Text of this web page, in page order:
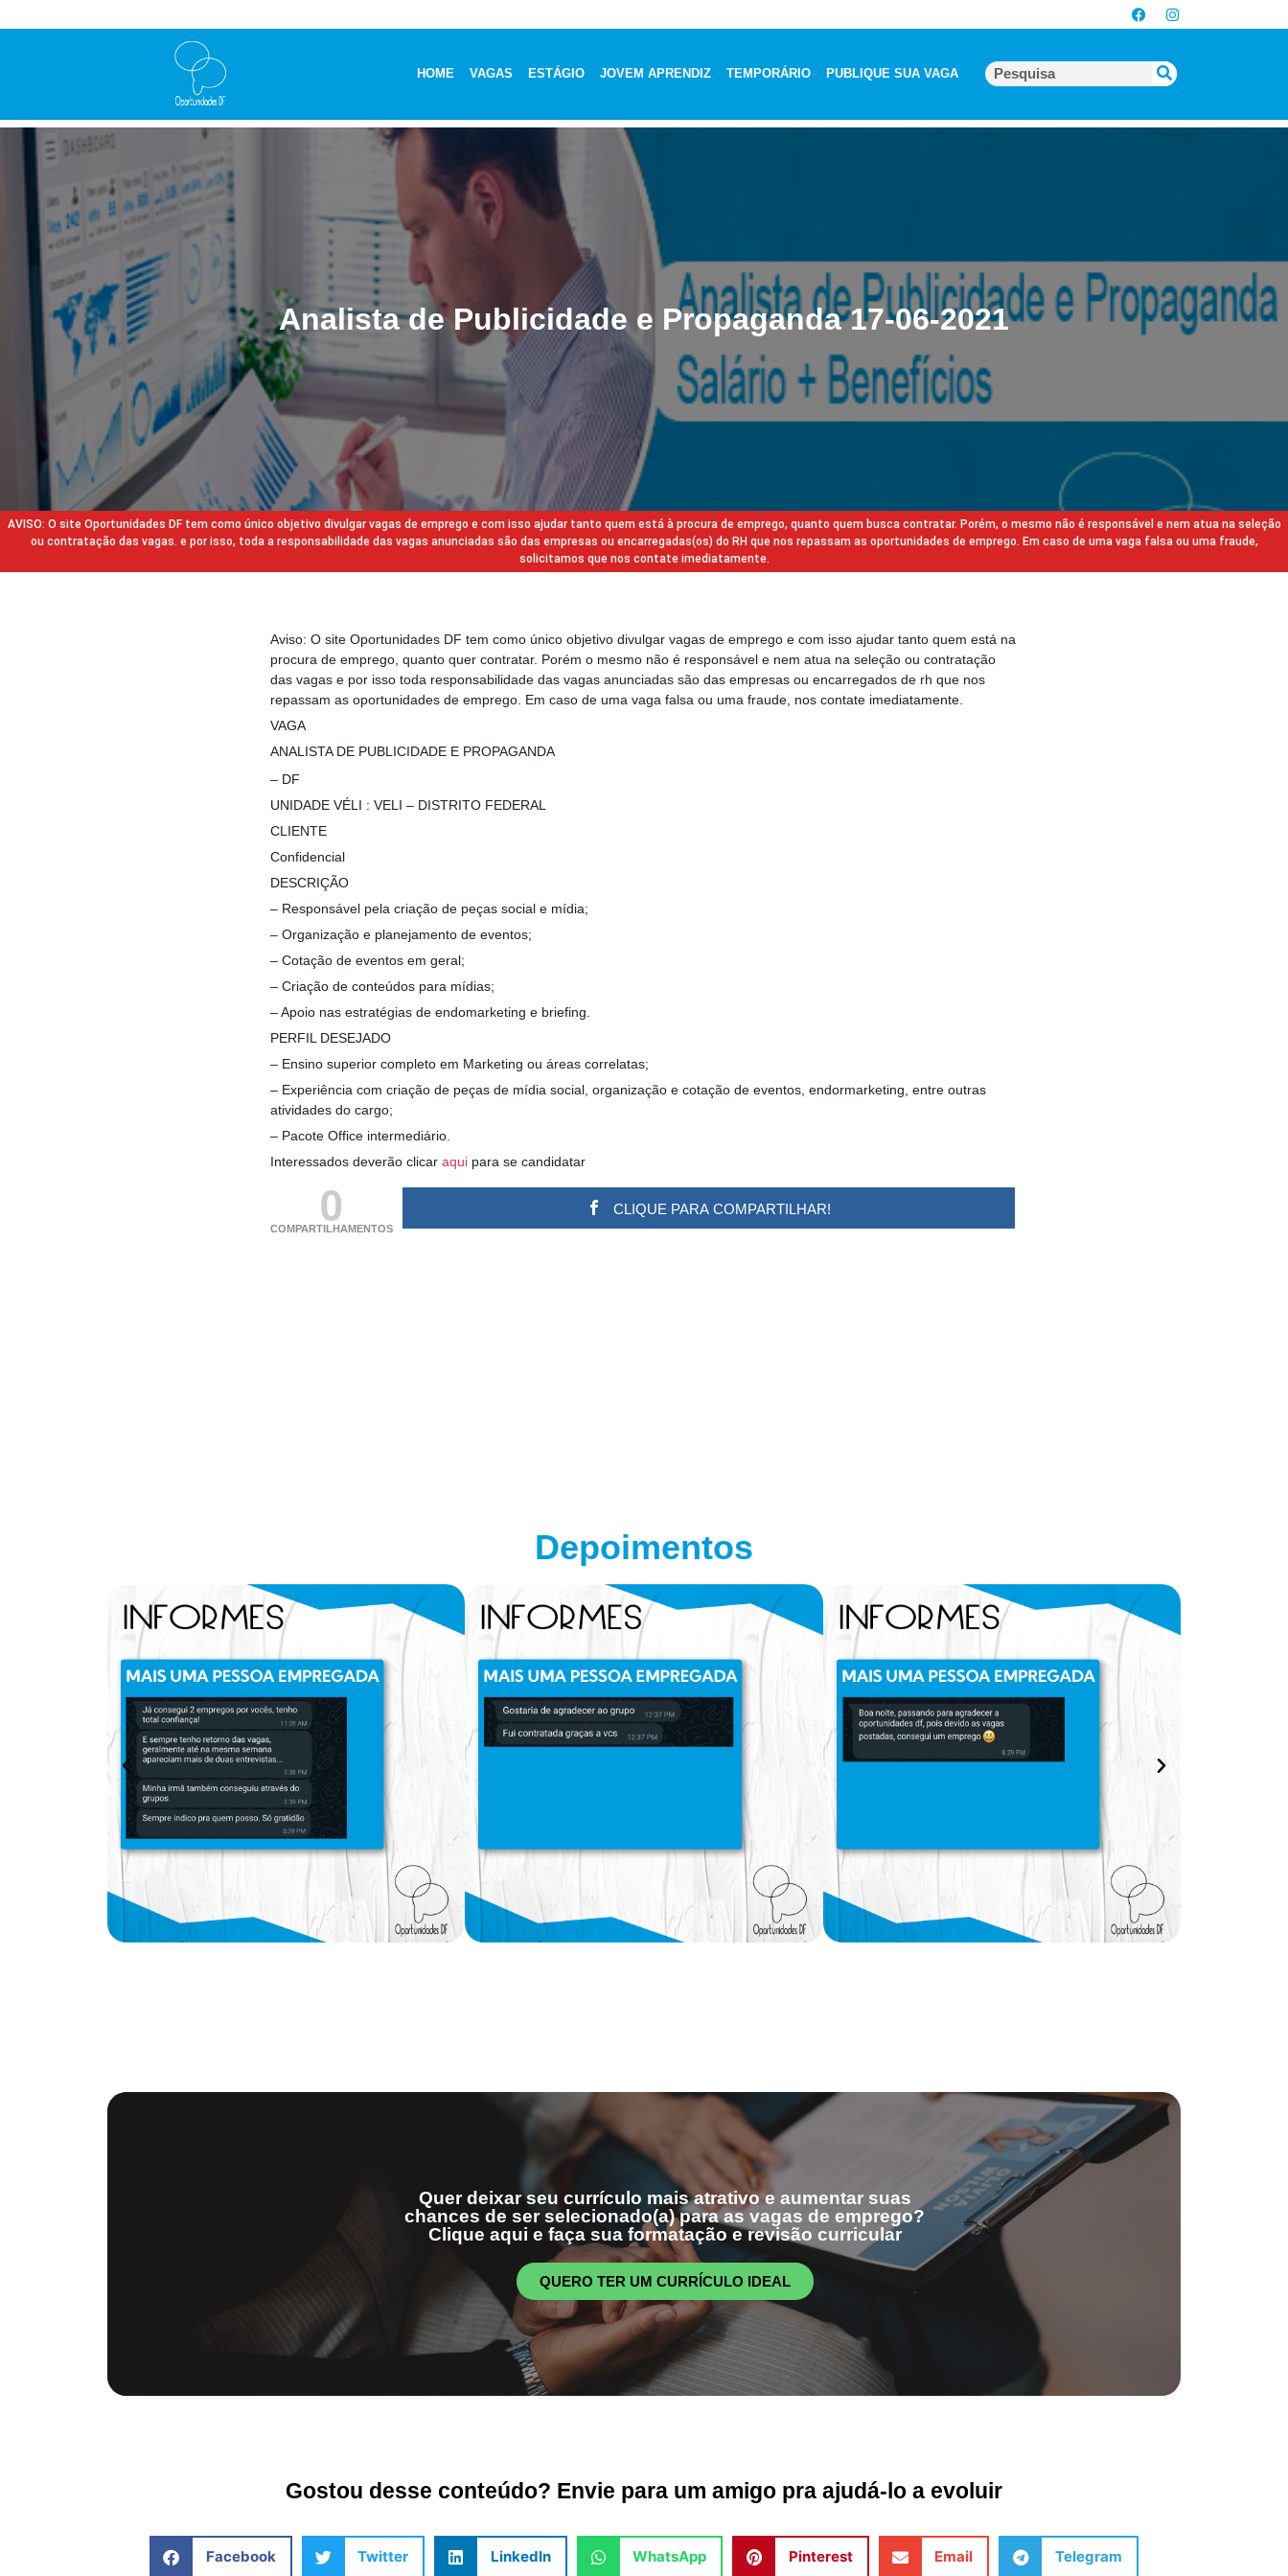
HOME VAGAS ESTÁGIO JOVEM APRENDIZ TEMPORÁRIO PUBLIQUE SUA VAGA
Analista de Publicidade e Propaganda 17-06-2021
AVISO: O site Oportunidades DF tem como único objetivo divulgar vagas de emprego e com isso ajudar tanto quem está à procura de emprego, quanto quem busca contratar. Porém, o mesmo não é responsável e nem atua na seleção
ou contratação das vagas. e por isso, toda a responsabilidade das vagas anunciadas são das empresas ou encarregadas(os) do RH que nos repassam as oportunidades de emprego. Em caso de uma vaga falsa ou uma fraude,
solicitamos que nos contate imediatamente.
Aviso: O site Oportunidades DF tem como único objetivo divulgar vagas de emprego e com isso ajudar tanto quem está na
procura de emprego, quanto quer contratar. Porém o mesmo não é responsável e nem atua na seleção ou contratação
das vagas e por isso toda responsabilidade das vagas anunciadas são das empresas ou encarregados de rh que nos
repassam as oportunidades de emprego. Em caso de uma vaga falsa ou uma fraude, nos contate imediatamente.
VAGA
ANALISTA DE PUBLICIDADE E PROPAGANDA
– DF
UNIDADE VÉLI : VELI – DISTRITO FEDERAL
CLIENTE
Confidencial
DESCRIÇÃO
– Responsável pela criação de peças social e mídia;
– Organização e planejamento de eventos;
– Cotação de eventos em geral;
– Criação de conteúdos para mídias;
– Apoio nas estratégias de endomarketing e briefing.
PERFIL DESEJADO
– Ensino superior completo em Marketing ou áreas correlatas;
– Experiência com criação de peças de mídia social, organização e cotação de eventos, endormarketing, entre outras
atividades do cargo;
– Pacote Office intermediário.
Interessados deverão clicar aqui para se candidatar
0
COMPARTILHAMENTOS
CLIQUE PARA COMPARTILHAR!
Depoimentos
Quer deixar seu currículo mais atrativo e aumentar suas
chances de ser selecionado(a) para as vagas de emprego?
Clique aqui e faça sua formatação e revisão curricular
QUERO TER UM CURRÍCULO IDEAL
Gostou desse conteúdo? Envie para um amigo pra ajudá-lo a evoluir
Facebook Twitter LinkedIn WhatsApp Pinterest Email Telegram